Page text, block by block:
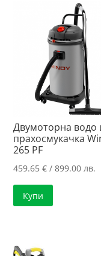
Двумоторна водо
прахосмукачка
265 PF
459.65€ / 899.00 лв.
Купи